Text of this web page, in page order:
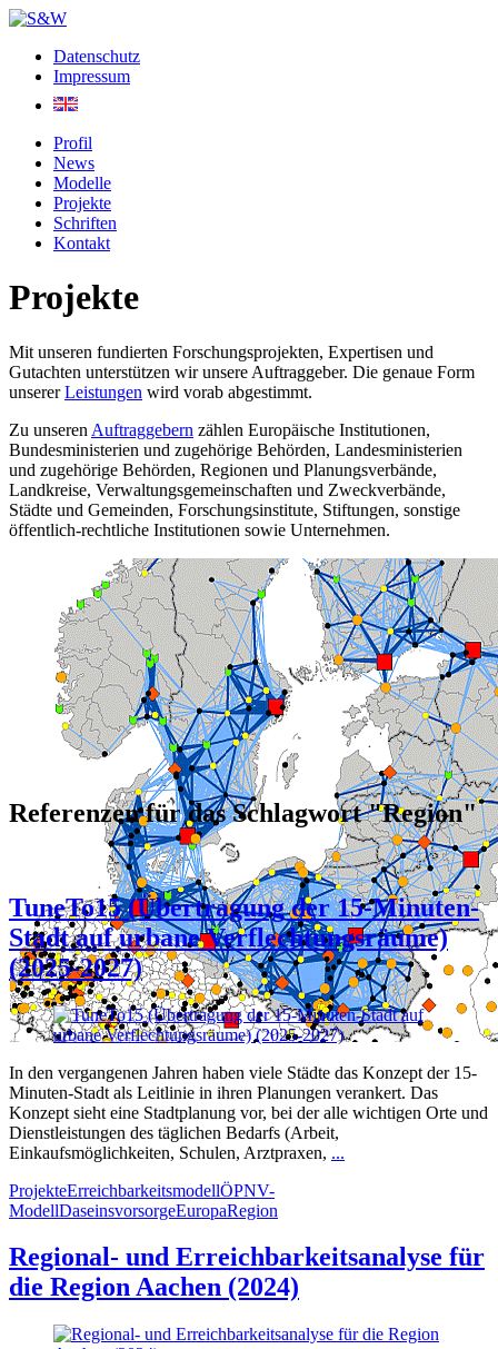
Datenschutz
Impressum
Profil
News
Modelle
Projekte
Schriften
Kontakt
Projekte
Mit unseren fundierten Forschungsprojekten, Expertisen und
Gutachten unterstützen wir unsere Auftraggeber. Die genaue Form
unsererLeistungen wird vorab abgestimmt.
Zu unseren Auftraggebern zählen Europäische Institutionen,
Bundesministerien und zugehörige Behörden, Landesministerien
und zugehörige Behörden, Regionen und Planungsverbände,
Landkreise, Verwaltungsgemeinschaften und Zweckverbände,
Städte und Gemeinden, Forschungsinstitute, Stiftungen, sonstige
öffentlich-rechtliche Institutionen sowie Unternehmen.
Referenzen für das Schlagwort "Region"
TuneTo15 (Übertragung der 15-Minuten-
Stadt auf urbane Verflechtungsräume)
(2025-2027)
In den vergangenen Jahren haben viele Städte das Konzept der 15-
Minuten-Stadt als Leitlinie in ihren Planungen verankert. Das
Konzept sieht eine Stadtplanung vor, bei der alle wichtigen Orte und
Dienstleistungen des täglichen Bedarfs (Arbeit,
Einkaufsmöglichkeiten, Schulen, Arztpraxen, ...
ProjekteErreichbarkeitsmodellÖPNV-
ModellDaseinsvorsorgeEuropaRegion
Regional- und Erreichbarkeitsanalyse für
die Region Aachen (2024)